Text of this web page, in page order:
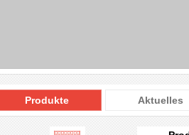
Produkte Aktuelles